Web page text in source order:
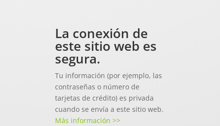
La conexión de
este sitio web es
segura.
Tu información (por ejemplo, las
contraseñas o número de
tarjetas de crédito) es privada
cuando se envía a este sitio web.
Más información >>